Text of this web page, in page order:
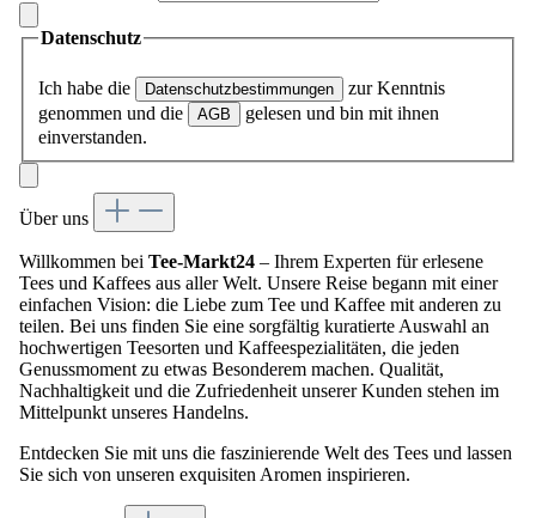
Datenschutz
Ich habe die Datenschutzbestimmungen
zur Kenntnis
genommen und die
AGB
gelesen und bin mit ihnen
einverstanden.
Über uns
Willkommen bei Tee-Markt24 – Ihrem Experten für erlesene
Tees und Kaffees aus aller Welt. Unsere Reise begann mit einer
einfachen Vision: die Liebe zum Tee und Kaffee mit anderen zu
teilen. Bei uns finden Sie eine sorgfältig kuratierte Auswahl an
hochwertigen Teesorten und Kaffeespezialitäten, die jeden
Genussmoment zu etwas Besonderem machen. Qualität,
Nachhaltigkeit und die Zufriedenheit unserer Kunden stehen im
Mittelpunkt unseres Handelns.
Entdecken Sie mit uns die faszinierende Welt des Tees und lassen
Sie sich von unseren exquisiten Aromen inspirieren.